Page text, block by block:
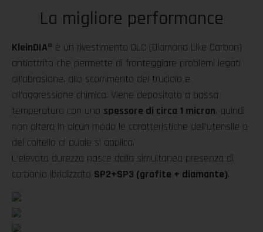
La migliore performance
KleinDIA® è un rivestimento DLC (Diamond Like Carbon)
antiattrito che permette di fronteggiare problemi legati
all’abrasione. allo scorrimento del truciolo e
all’aggressione chimica. Viene depositato a bassa
temperatura con uno spessore di circa 1 micron. quindi
non altera in alcun modo le caratteristiche dell’utensile o
del coltello al quale si applica.
L’elevata durezza nasce dalla simultanea presenza di
carbonio ibridizzato SP2+SP3 (grafite + diamante).